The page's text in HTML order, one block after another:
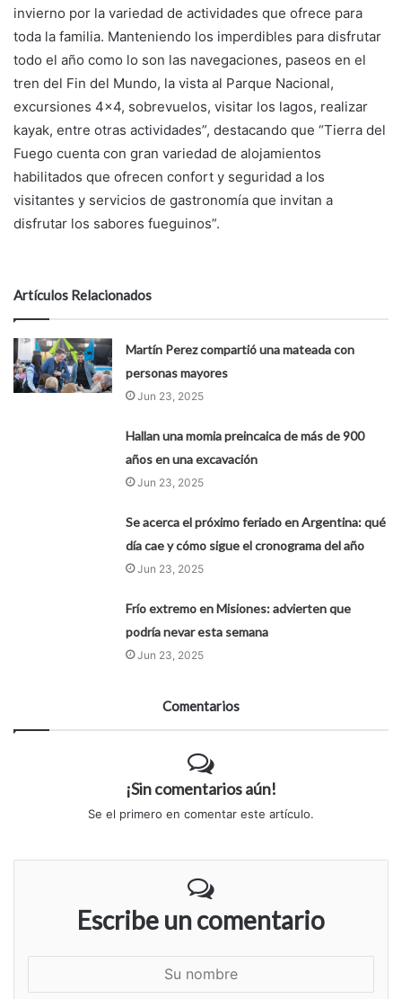
invierno por la variedad de actividades que ofrece para
toda la familia. Manteniendo los imperdibles para disfrutar
todo el año como lo son las navegaciones, paseos en el
tren del Fin del Mundo, la vista al Parque Nacional,
excursiones 4x4, sobrevuelos, visitar los lagos, realizar
kayak, entre otras actividades”, destacando que “Tierra del
Fuego cuenta con gran variedad de alojamientos
habilitados que ofrecen confort y seguridad a los
visitantes y servicios de gastronomía que invitan a
disfrutar los sabores fueguinos”.
Artículos Relacionados
Martín Perez compartió una mateada con
personas mayores
Jun 23, 2025
Hallan una momia preincaica de más de 900
años en una excavación
Jun 23, 2025
Se acerca el próximo feriado en Argentina: qué
día cae y cómo sigue el cronograma del año
Jun 23, 2025
Frío extremo en Misiones: advierten que
podría nevar esta semana
Jun 23, 2025
Comentarios
¡Sin comentarios aún!
Se el primero en comentar este artículo.
Escribe un comentario